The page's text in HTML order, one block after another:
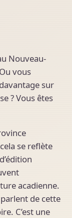
Nouveau-
vous
sur
? Vous êtes
se reflète
acadienne.
de cette
C’est une